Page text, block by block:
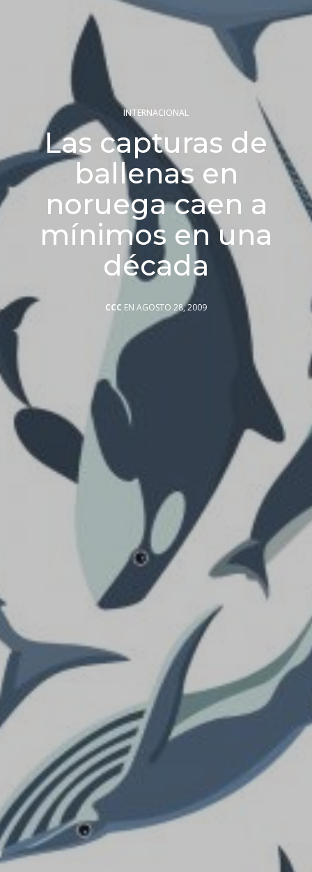
INTERNACIONAL
Las capturas de
ballenas en
noruega caen a
mínimos en una
década
CCC EN AGOSTO 28, 2009